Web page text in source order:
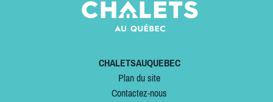
CHALETSAUQUEBEC
Plan du site
Contactez-nous